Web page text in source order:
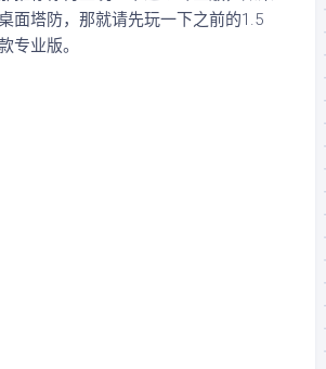
面塔防，那就请先玩一下之前的1.5
专业版。